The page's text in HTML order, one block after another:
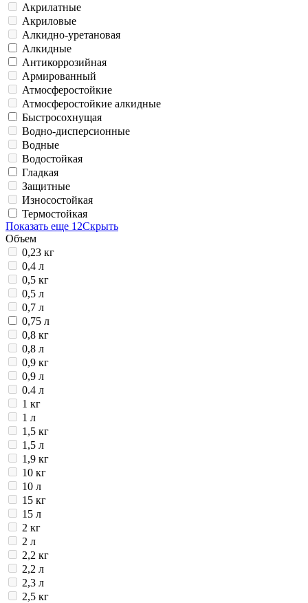
Акрилатные
Акриловые
Алкидно-уретановая
Алкидные
Антикоррозийная
Армированный
Атмосферостойкие
Атмосферостойкие алкидные
Быстросохнущая
Водно-дисперсионные
Водные
Водостойкая
Гладкая
Защитные
Износостойкая
Термостойкая
Показать еще 12Скрыть
Объем
0,23 кг
0,4 л
0,5 кг
0,5 л
0,7 л
0,75 л
0,8 кг
0,8 л
0,9 кг
0,9 л
0.4 л
1 кг
1 л
1,5 кг
1,5 л
1,9 кг
10 кг
10 л
15 кг
15 л
2 кг
2 л
2,2 кг
2,2 л
2,3 л
2,5 кг